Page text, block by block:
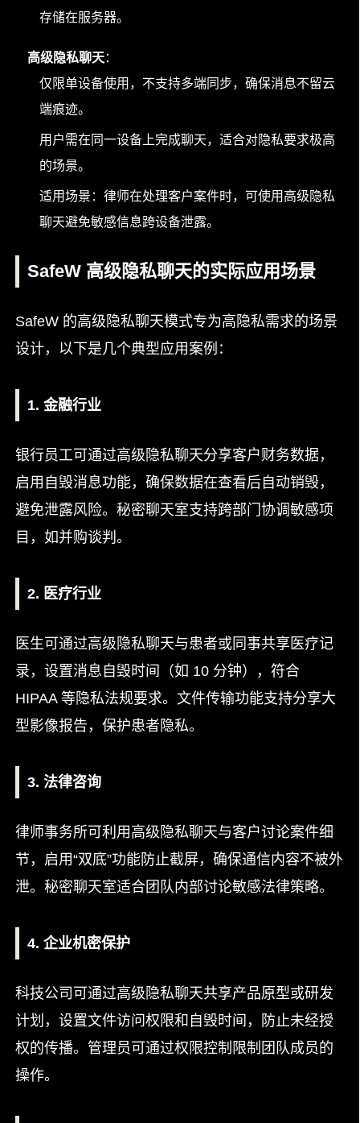
存储在服务器。
高级隐私聊天：
仅限单设备使用，不支持多端同步，确保消息不留云
端痕迹。
用户需在同一设备上完成聊天，适合对隐私要求极高
的场景。
适用场景：律师在处理客户案件时，可使用高级隐私
聊天避免敏感信息跨设备泄露。
SafeW 高级隐私聊天的实际应用场景
SafeW 的高级隐私聊天模式专为高隐私需求的场景
设计，以下是几个典型应用案例：
1. 金融行业
银行员工可通过高级隐私聊天分享客户财务数据，
启用自毁消息功能，确保数据在查看后自动销毁，
避免泄露风险。秘密聊天室支持跨部门协调敏感项
目，如并购谈判。
2. 医疗行业
医生可通过高级隐私聊天与患者或同事共享医疗记
录，设置消息自毁时间（如 10 分钟），符合
HIPAA 等隐私法规要求。文件传输功能支持分享大
型影像报告，保护患者隐私。
3. 法律咨询
律师事务所可利用高级隐私聊天与客户讨论案件细
节，启用“双底”功能防止截屏，确保通信内容不被外
泄。秘密聊天室适合团队内部讨论敏感法律策略。
4. 企业机密保护
科技公司可通过高级隐私聊天共享产品原型或研发
计划，设置文件访问权限和自毁时间，防止未经授
权的传播。管理员可通过权限控制限制团队成员的
操作。